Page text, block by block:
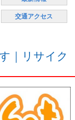
交通アクセス
｜リサイク